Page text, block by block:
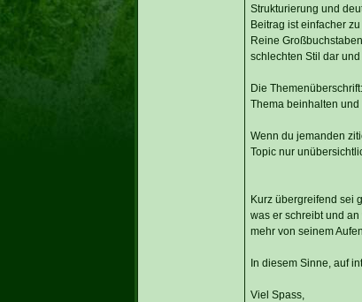
Strukturierung und
Beitrag ist einfacher
Reine
schlechten Stil dar
Die
Thema beinhalten
Wenn du jemanden
Topic nur
Kurz übergreifend sei
was er schreibt und
mehr von seinem
In diesem Sinne, auf
Viel Spass,